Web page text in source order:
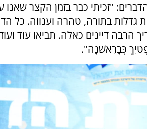
"זכיתי כבר בזמן הקצר שאנו
גדלות בתורה, טהרה וענווה. כל
הרבה דיינים כאלה. תביאו עוד
כְּבָרִאשֹׁנָה".